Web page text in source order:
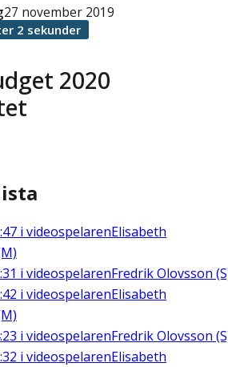
2020
27 november 2019
2 sekunder
i videospelarenElisabeth
i videospelarenFredrik Olovsson
i videospelarenElisabeth
i videospelarenFredrik Olovsson
i videospelarenElisabeth